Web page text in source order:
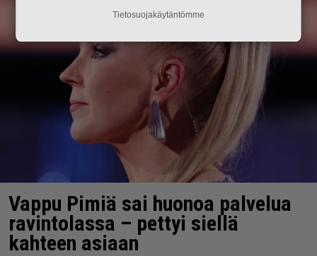
Vappu Pimiä sai huonoa palvelua
ravintolassa – pettyi siellä
kahteen asiaan
Tietosuojakäytäntömme